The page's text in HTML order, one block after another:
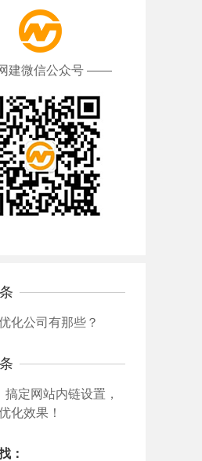
建微信公众号 ——
化公司有那些？
搞定网站内链设置，
化效果！
：